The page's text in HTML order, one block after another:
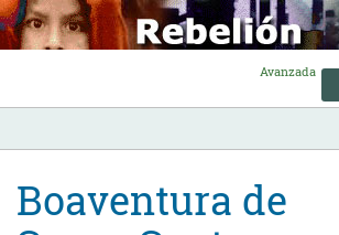
Skip
to
content
Avanzada
Boaventura de